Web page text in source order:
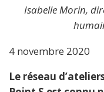
Isabelle Morin,
4 novembre 2020
Le réseau